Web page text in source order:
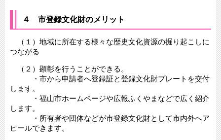
４ 市登録文化財のメリット
（１）地域に所在する様々な歴史文化資源の掘り起こしに
つながる
（２）顕彰を行うことができる。
・市から申請者へ登録証と登録文化財プレートを交付
します。
・福山市ホームページや広報ふくやまなどで広く紹介
します。
・所有者や団体などが市登録文化財として市内外へア
ピールできます。